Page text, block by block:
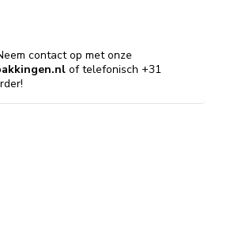
contact op met onze
of telefonisch +31